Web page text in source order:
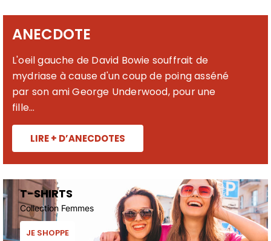
ANECDOTE
L'oeil gauche de David Bowie souffrait de
mydriase à cause d'un coup de poing asséné
par son ami George Underwood, pour une
fille...
LIRE + D’ANECDOTES
T-SHIRTS
Collection Femmes
JE SHOPPE